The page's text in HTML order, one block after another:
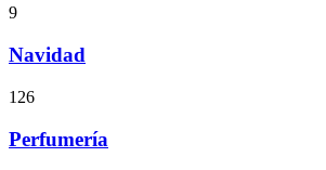
9
Navidad
126
Perfumería